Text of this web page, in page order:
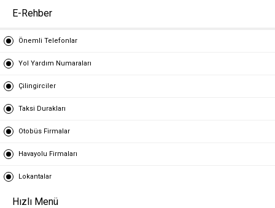
E-Rehber
Önemli Telefonlar
Yol Yardım Numaraları
Çilingirciler
Taksi Durakları
Otobüs Firmalar
Havayolu Firmaları
Lokantalar
Hızlı Menü